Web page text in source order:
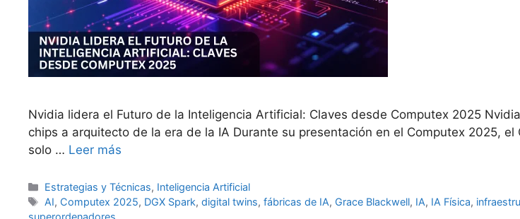
Nvidia lidera el Futuro de la Inteligencia Artificial: Claves desde Computex 2025
chips a arquitecto de la era de la IA Durante su presentación en el Computex 2025,
solo … Leer más
Categorías
Estrategias y Técnicas, Inteligencia Artificial
Etiquetas
AI, Computex 2025, DGX Spark,digital twins,fábricas de IA, Grace Blackwell, IA, IA Física,